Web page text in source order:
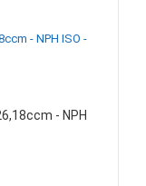
- NPH